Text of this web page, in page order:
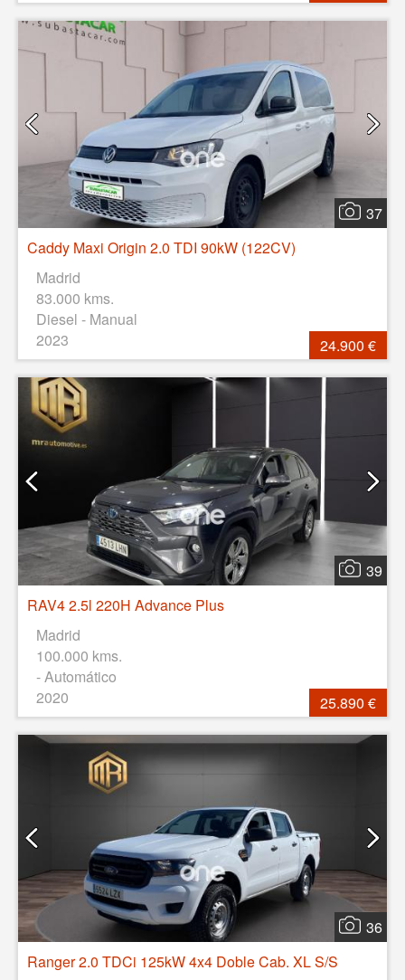
37
Caddy Maxi Origin 2.0 TDI 90kW (122CV)
Madrid
83.000 kms.
Diesel - Manual
2023
24.900 €
39
RAV4 2.5l 220H Advance Plus
Madrid
100.000 kms.
- Automático
2020
25.890 €
36
Ranger 2.0 TDCi 125kW 4x4 Doble Cab. XL S/S